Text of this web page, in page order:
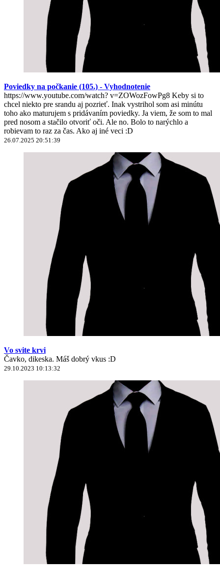
Poviedky na počkanie (105.) - Vyhodnotenie
https://www.youtube.com/watch? v=ZOWozFowPg8 Keby si to
chcel niekto pre srandu aj pozrieť. Inak vystrihol som asi minútu
toho ako maturujem s pridávaním poviedky. Ja viem, že som to mal
pred nosom a stačilo otvoriť oči. Ale no. Bolo to narýchlo a
robievam to raz za čas. Ako aj iné veci :D
26.07.2025 20:51:39
Vo svite krvi
Čavko, dikeska. Máš dobrý vkus :D
29.10.2023 10:13:32